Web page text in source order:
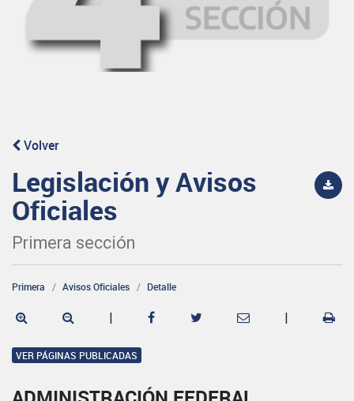
Volver
Legislación y Avisos
Oficiales
Primera sección
Primera Avisos Oficiales Detalle
| |
VER PÁGINAS PUBLICADAS